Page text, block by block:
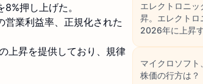
押し上げた。
業利益率、正規化された
上昇を提供しており、規律
エレクトロニ
昇。エレクトロ
2026年に上昇
マイクロソフ
株価の行方は？